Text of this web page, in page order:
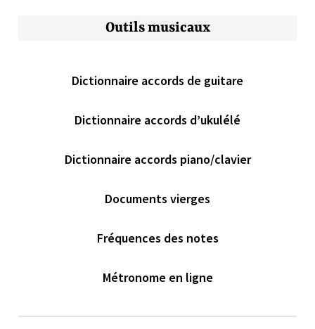
Outils musicaux
Dictionnaire accords de guitare
Dictionnaire accords d’ukulélé
Dictionnaire accords piano/clavier
Documents vierges
Fréquences des notes
Métronome en ligne